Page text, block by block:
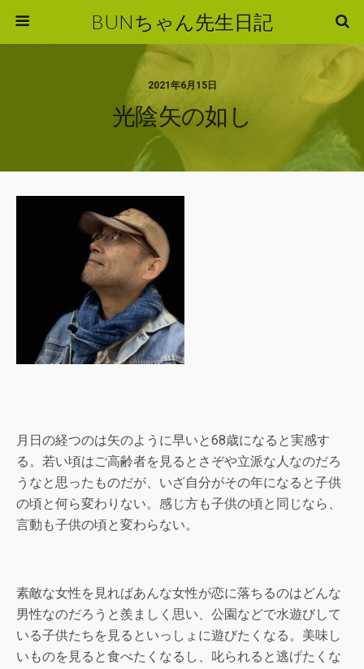
BUNちゃん先生日記
2021年6月15日
光陰矢の如し
月日の経つのは矢のように早いと68歳になると実感す
る。若い頃はご高齢者を見るとさぞや立派な人なのだろ
うなと思ったものだが、いざ自分がその年になると子供
の頃と何ら変わりない。感じ方も子供の頃と同じなら、
言動も子供の頃と変わらない。
素敵な女性を見ればあんな女性が恋に落ちるのはどんな
男性なのだろうと羨ましく思い、公園などで水遊びして
いる子供たちを見るといっしょに遊びたくなる。美味し
いものを見ると食べたくなるし、叱られると逃げたくな